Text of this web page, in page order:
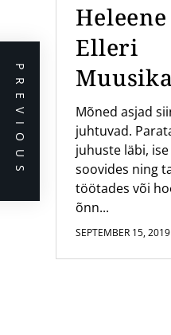
PREVIOUS
Elleri
Mõned asjad
juhtuvad.
juhuste läbi, ise
soovides ning
töötades või
õnn...
SEPTEMBER 15, 2019